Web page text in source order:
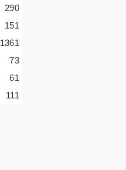
290
151
1361
73
61
111